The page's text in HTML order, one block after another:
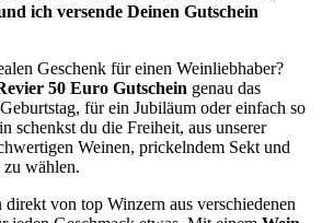
ich versende Deinen Gutschein
Geschenk für einen Weinliebhaber?
50 Euro Gutschein genau das
für ein Jubiläum oder einfach so
schenkst du die Freiheit, aus unserer
Weinen, prickelndem Sekt und
zu wählen.
von top Winzern aus verschiedenen